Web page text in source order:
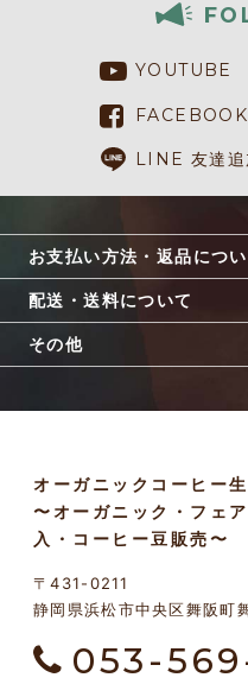
YOUTUBE
FACEBOOK
LINE 友達追
お支払い方法・返品につ
配送・送料について
その他
オーガニックコーヒー
〜オーガニック・フェ
入・コーヒー豆販売〜
〒431-0211
静岡県浜松市中央区舞阪町
053-